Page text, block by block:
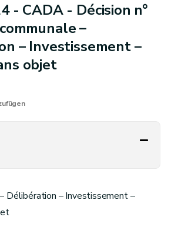
- CADA - Décision n°
–
– Investissement –
objet
Délibération – Investissement –